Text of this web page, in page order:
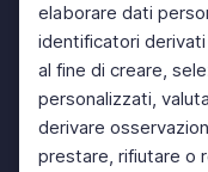
elaborare dati
identificatori
al fine di creare,
personalizzati,
derivare
prestare, rifiutare o